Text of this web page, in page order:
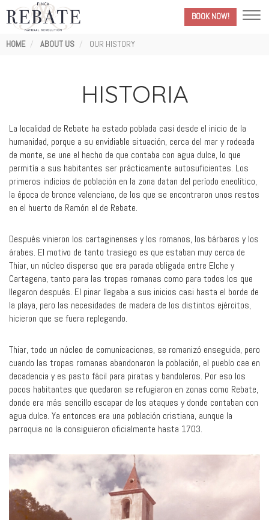
BOOK NOW!
Breadcrumb
HOME ABOUT US OUR HISTORY
HISTORIA
La localidad de Rebate ha estado poblada casi desde el inicio de la
humanidad, porque a su envidiable situación, cerca del mar y rodeada
de monte, se une el hecho de que contaba con agua dulce, lo que
permitía a sus habitantes ser prácticamente autosuficientes. Los
primeros indicios de población en la zona datan del período eneolítico,
la época de bronce valenciano, de los que se encontraron unos restos
en el huerto de Ramón el de Rebate.
Después vinieron los cartaginenses y los romanos, los bárbaros y los
árabes. El motivo de tanto trasiego es que estaban muy cerca de
Thiar, un núcleo disperso que era parada obligada entre Elche y
Cartagena, tanto para las tropas romanas como para todos los que
llegaron después. El pinar llegaba a sus inicios casi hasta el borde de
la playa, pero las necesidades de madera de los distintos ejércitos,
hicieron que se fuera replegando.
Thiar, todo un núcleo de comunicaciones, se romanizó enseguida, pero
cuando las tropas romanas abandonaron la población, el pueblo cae en
decadencia y es pasto fácil para piratas y bandoleros. Por eso los
pocos habitantes que quedaron se refugiaron en zonas como Rebate,
donde era más sencillo escapar de los ataques y donde contaban con
agua dulce. Ya entonces era una población cristiana, aunque la
parroquia no la consiguieron oficialmente hasta 1703.